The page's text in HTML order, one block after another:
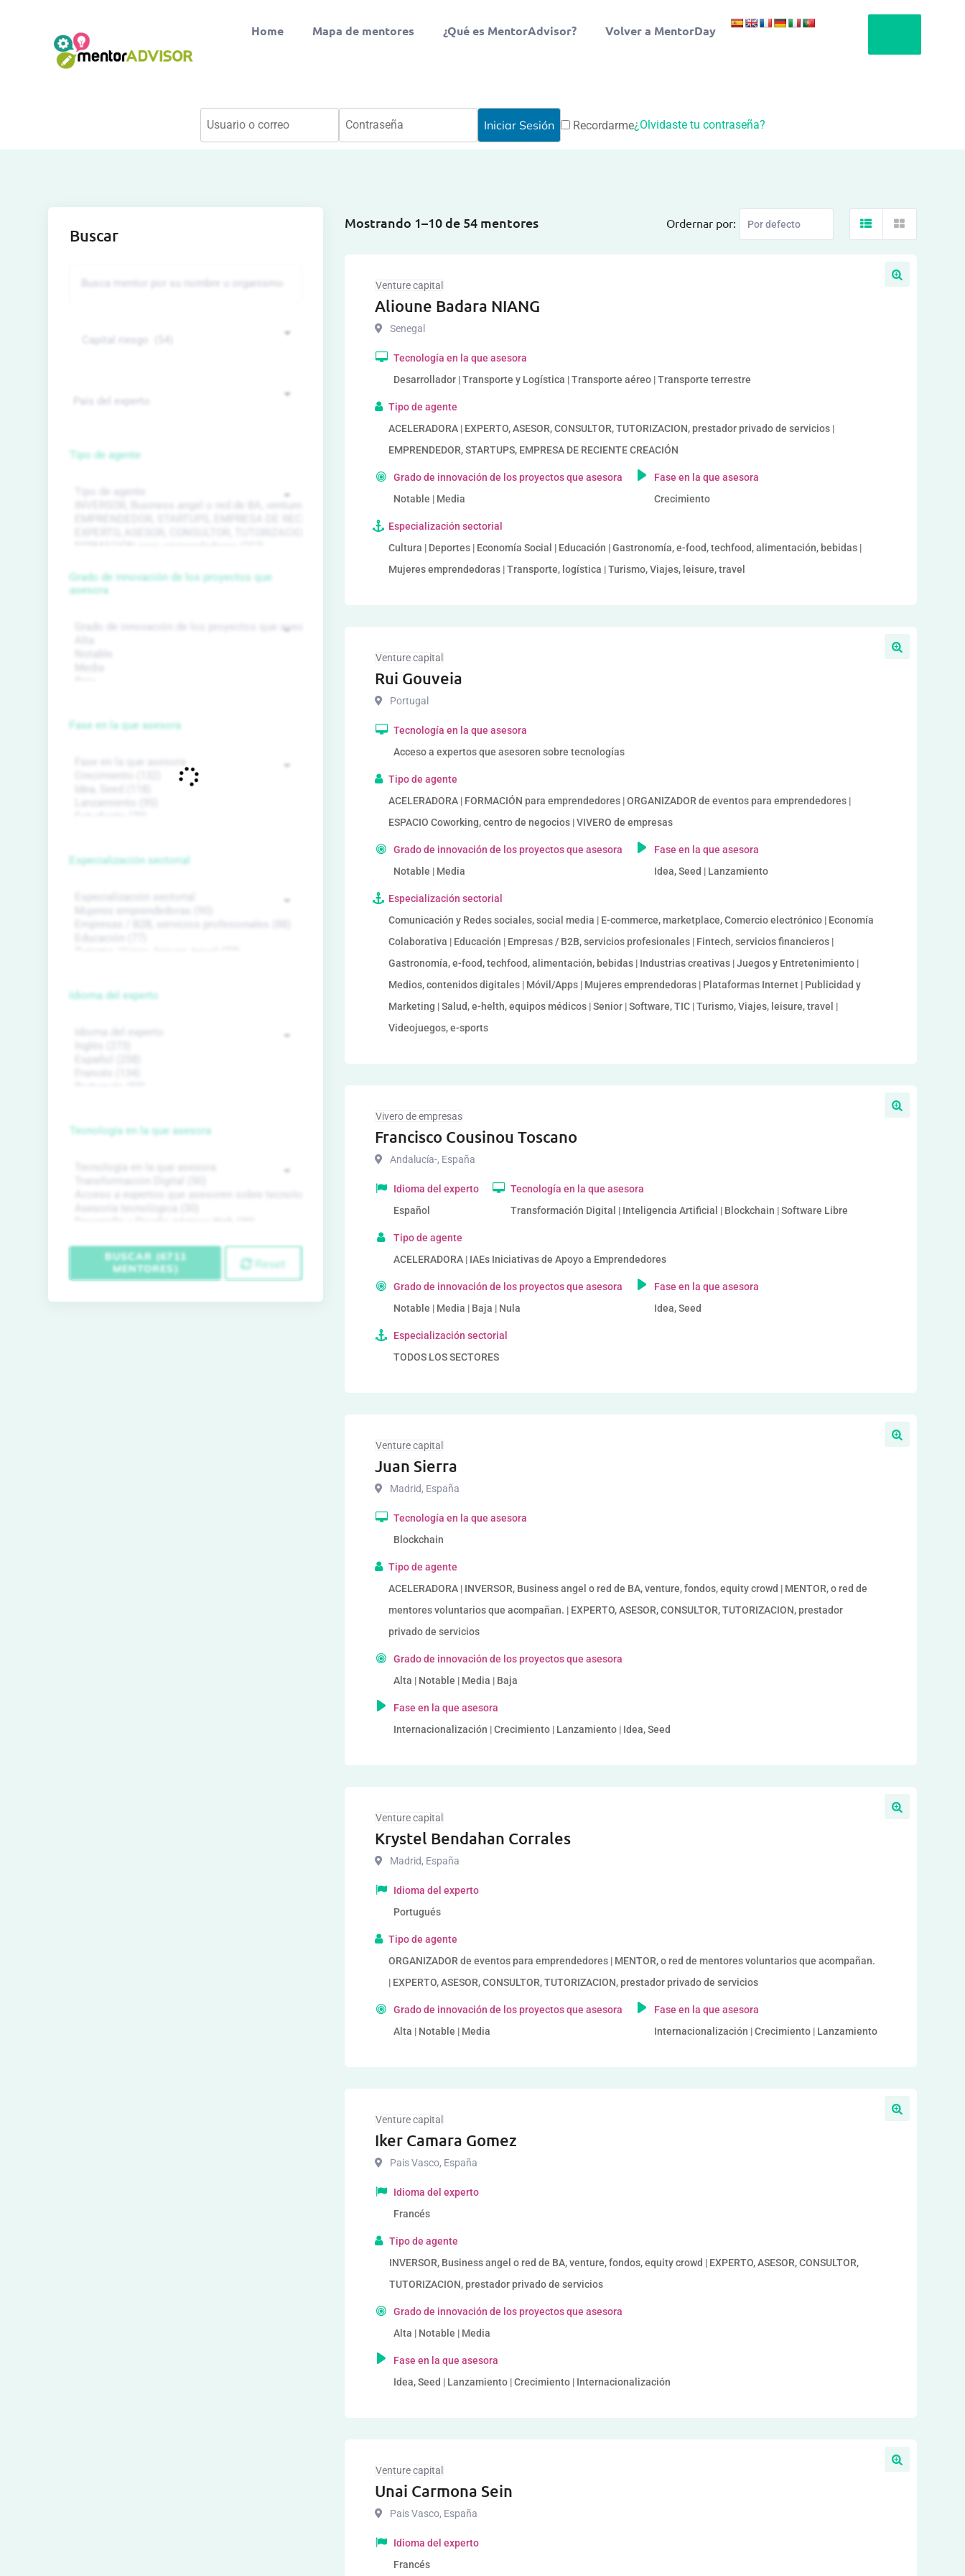
Home Mapa de mentores ¿Qué es MentorAdvisor? Volver a MentorDay
Recordarme¿Olvidaste tu contraseña?
Mostrando 1–10 de 54 mentores Ordernar por:
Venture capital
Alioune Badara NIANG
Senegal
Tecnología en la que asesora
Desarrollador | Transporte y Logística | Transporte aéreo | Transporte terrestre
Tipo de agente
ACELERADORA | EXPERTO, ASESOR, CONSULTOR, TUTORIZACION, prestador privado de servicios |
EMPRENDEDOR, STARTUPS, EMPRESA DE RECIENTE CREACIÓN
Grado de innovación de los proyectos que asesora
Notable | Media
Fase en la que asesora
Crecimiento
Especialización sectorial
Cultura | Deportes | Economía Social | Educación | Gastronomía, e-food, techfood, alimentación, bebidas |
Mujeres emprendedoras | Transporte, logística | Turismo, Viajes, leisure, travel
Venture capital
Rui Gouveia
Portugal
Tecnología en la que asesora
Acceso a expertos que asesoren sobre tecnologías
Tipo de agente
ACELERADORA | FORMACIÓN para emprendedores | ORGANIZADOR de eventos para emprendedores |
ESPACIO Coworking, centro de negocios | VIVERO de empresas
Grado de innovación de los proyectos que asesora
Notable | Media
Fase en la que asesora
Idea, Seed | Lanzamiento
Especialización sectorial
Comunicación y Redes sociales, social media | E-commerce, marketplace, Comercio electrónico | Economía
Colaborativa | Educación | Empresas / B2B, servicios profesionales | Fintech, servicios financieros |
Gastronomía, e-food, techfood, alimentación, bebidas | Industrias creativas | Juegos y Entretenimiento |
Medios, contenidos digitales | Móvil/Apps | Mujeres emprendedoras | Plataformas Internet | Publicidad y
Marketing | Salud, e-helth, equipos médicos | Senior | Software, TIC | Turismo, Viajes, leisure, travel |
Videojuegos, e-sports
Vivero de empresas
Francisco Cousinou Toscano
Andalucía-, España
Idioma del experto
Español
Tecnología en la que asesora
Transformación Digital | Inteligencia Artificial | Blockchain | Software Libre
Tipo de agente
ACELERADORA | IAEs Iniciativas de Apoyo a Emprendedores
Grado de innovación de los proyectos que asesora
Notable | Media | Baja | Nula
Fase en la que asesora
Idea, Seed
Especialización sectorial
TODOS LOS SECTORES
Venture capital
Juan Sierra
Madrid, España
Tecnología en la que asesora
Blockchain
Tipo de agente
ACELERADORA | INVERSOR, Business angel o red de BA, venture, fondos, equity crowd | MENTOR, o red de
mentores voluntarios que acompañan. | EXPERTO, ASESOR, CONSULTOR, TUTORIZACION, prestador
privado de servicios
Grado de innovación de los proyectos que asesora
Alta | Notable | Media | Baja
Fase en la que asesora
Internacionalización | Crecimiento | Lanzamiento | Idea, Seed
Venture capital
Krystel Bendahan Corrales
Madrid, España
Idioma del experto
Portugués
Tipo de agente
ORGANIZADOR de eventos para emprendedores | MENTOR, o red de mentores voluntarios que acompañan.
| EXPERTO, ASESOR, CONSULTOR, TUTORIZACION, prestador privado de servicios
Grado de innovación de los proyectos que asesora
Alta | Notable | Media
Fase en la que asesora
Internacionalización | Crecimiento | Lanzamiento
Venture capital
Iker Camara Gomez
Pais Vasco, España
Idioma del experto
Francés
Tipo de agente
INVERSOR, Business angel o red de BA, venture, fondos, equity crowd | EXPERTO, ASESOR, CONSULTOR,
TUTORIZACION, prestador privado de servicios
Grado de innovación de los proyectos que asesora
Alta | Notable | Media
Fase en la que asesora
Idea, Seed | Lanzamiento | Crecimiento | Internacionalización
Venture capital
Unai Carmona Sein
Pais Vasco, España
Idioma del experto
Francés
Buscar
Tipo de agente
Grado de innovación de los proyectos que
asesora
Fase en la que asesora
Especialización sectorial
Idioma del experto
Tecnología en la que asesora
BUSCAR (6711
MENTORES)
Reset